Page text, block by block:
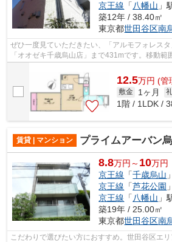
京王線 「 八幡山 」
築12年 / 38.40㎡
東京都世田谷区南
ぜひ一度見ていただきたい、「アルモフォレス
「オオゼキ千歳烏山店」まで431mです。移動
12.5万円 (管
敷金 1ヶ月
1階 / 1LDK /
賃貸 | マンション プライムアーバン
8.8万円～ 10万円
京王線 「千歳烏山
京王線 「芦花公園
京王線 「 八幡山 」
築19年 / 25.00㎡
東京都世田谷区南
こだわりで選びたい方におすすめ。世田谷区エ